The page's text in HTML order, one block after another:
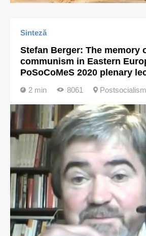
Sinteză
Stefan Berger: The memory
communism in Eastern
PoSoCoMeS 2020 plenary
2 min 8061 Postsocialism